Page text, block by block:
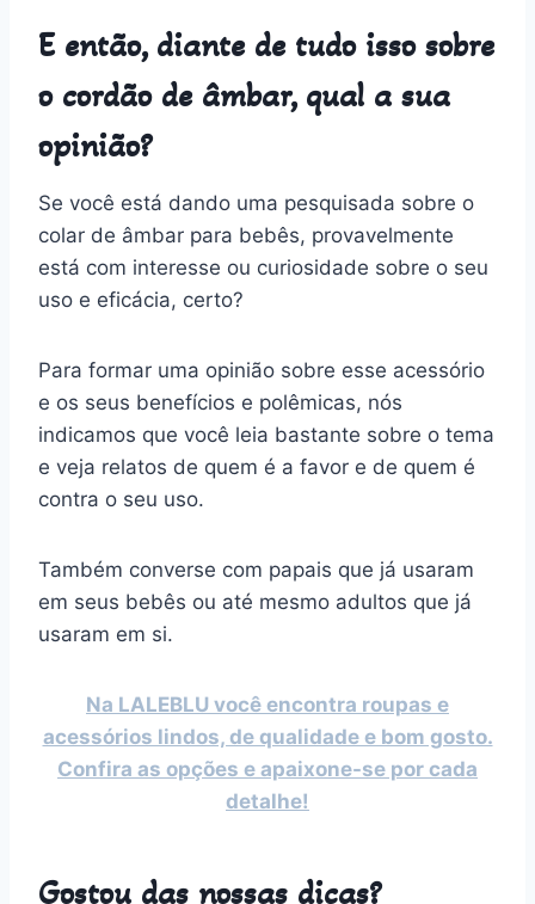
E então, diante de tudo isso sobre
o cordão de âmbar, qual a sua
opinião?
Se você está dando uma pesquisada sobre o
colar de âmbar para bebês, provavelmente
está com interesse ou curiosidade sobre o seu
uso e eficácia, certo?
Para formar uma opinião sobre esse acessório
e os seus benefícios e polêmicas, nós
indicamos que você leia bastante sobre o tema
e veja relatos de quem é a favor e de quem é
contra o seu uso.
Também converse com papais que já usaram
em seus bebês ou até mesmo adultos que já
usaram em si.
Na LALEBLU você encontra roupas e
acessórios lindos, de qualidade e bom gosto.
Confira as opções e apaixone-se por cada
detalhe!
Gostou das nossas dicas?